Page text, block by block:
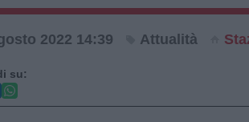
2022 14:39 Attualità
su: